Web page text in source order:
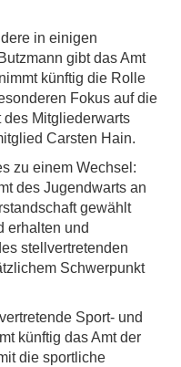
in einigen
gibt das Amt
künftig die Rolle
Fokus auf die
des Mitgliederwarts
Carsten Hain.
zu einem Wechsel:
des Jugendwarts an
gewählt
erhalten und
stellvertretenden
Schwerpunkt
Sport- und
künftig das Amt der
die sportliche